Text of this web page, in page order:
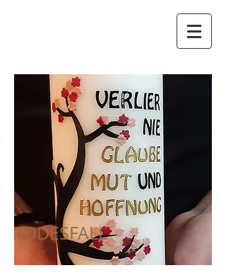
TODESFALL